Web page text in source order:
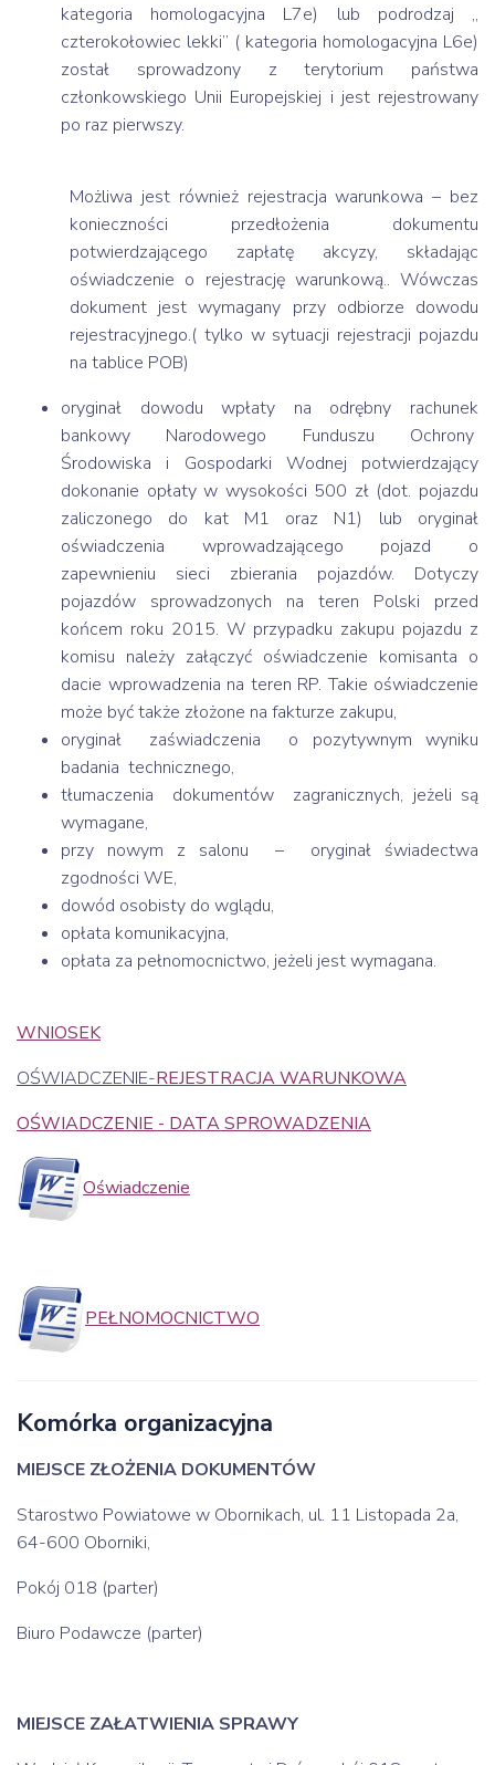
kategoria homologacyjna L7e) lub podrodzaj „
czterokołowiec lekki” ( kategoria homologacyjna L6e)
został sprowadzony z terytorium państwa
członkowskiego Unii Europejskiej i jest rejestrowany
po raz pierwszy.
Możliwa jest również rejestracja warunkowa – bez
konieczności przedłożenia dokumentu
potwierdzającego zapłatę akcyzy, składając
oświadczenie o rejestrację warunkową.. Wówczas
dokument jest wymagany przy odbiorze dowodu
rejestracyjnego.( tylko w sytuacji rejestracji pojazdu
na tablice POB)
oryginał dowodu wpłaty na odrębny rachunek
bankowy Narodowego Funduszu Ochrony
Środowiska i Gospodarki Wodnej potwierdzający
dokonanie opłaty w wysokości 500 zł (dot. pojazdu
zaliczonego do kat M1 oraz N1) lub oryginał
oświadczenia wprowadzającego pojazd o
zapewnieniu sieci zbierania pojazdów. Dotyczy
pojazdów sprowadzonych na teren Polski przed
końcem roku 2015. W przypadku zakupu pojazdu z
komisu należy załączyć oświadczenie komisanta o
dacie wprowadzenia na teren RP. Takie oświadczenie
może być także złożone na fakturze zakupu,
oryginał zaświadczenia o pozytywnym wyniku
badania technicznego,
tłumaczenia dokumentów zagranicznych, jeżeli są
wymagane,
przy nowym z salonu – oryginał świadectwa
zgodności WE,
dowód osobisty do wglądu,
opłata komunikacyjna,
opłata za pełnomocnictwo, jeżeli jest wymagana.
WNIOSEK
OŚWIADCZENIE-REJESTRACJA WARUNKOWA
OŚWIADCZENIE - DATA SPROWADZENIA
Oświadczenie
PEŁNOMOCNICTWO
Komórka organizacyjna
MIEJSCE ZŁOŻENIA DOKUMENTÓW
Starostwo Powiatowe w Obornikach, ul. 11 Listopada 2a,
64-600 Oborniki,
Pokój 018 (parter)
Biuro Podawcze (parter)
MIEJSCE ZAŁATWIENIA SPRAWY